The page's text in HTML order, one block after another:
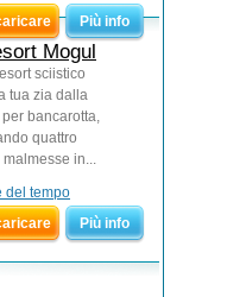
Più info
Mogul
sciistico
tua zia dalla
bancarotta,
quattro
in...
del tempo
Più info